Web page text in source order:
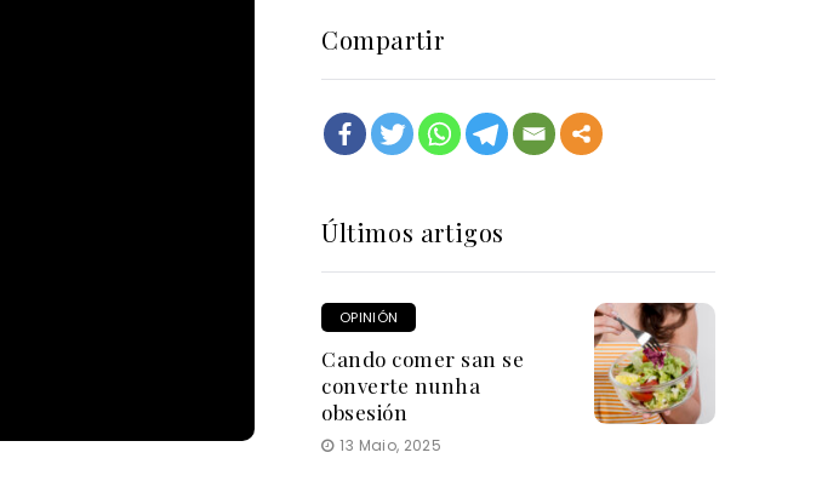
Compartir
Últimos artigos
OPINIÓN
Cando comer san se
converte nunha
obsesión
13 Maio, 2025